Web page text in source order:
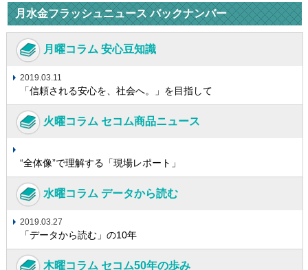
月水金フラッシュニュース バックナンバー
月曜コラム 安心豆知識
2019.03.11
「信頼される安心を、社会へ。」を目指して
火曜コラム セコム商品ニュース
“全体像”で理解する「現場レポート」
水曜コラム データから読む
2019.03.27
「データから読む」の10年
木曜コラム セコム50年の歩み